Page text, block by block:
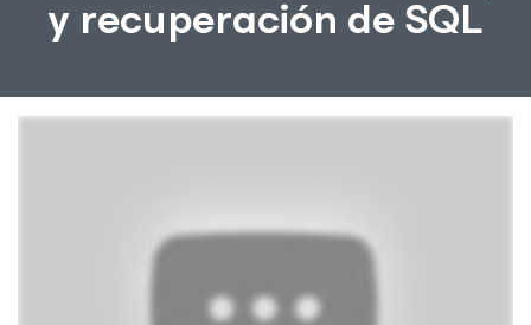
CIÓN
y recuperación de SQL